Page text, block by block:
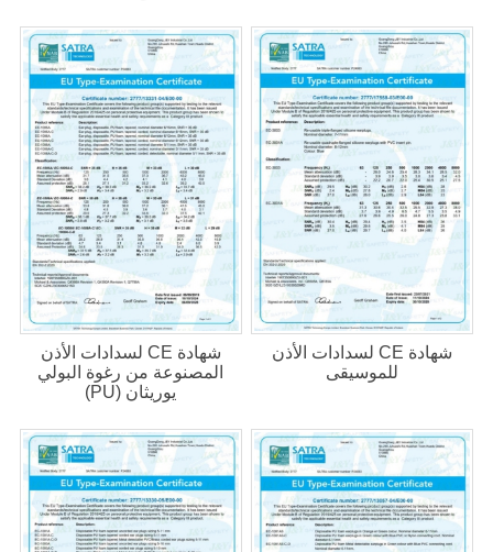
شهادة CE لسدادات الأذن
للموسيقى
شهادة CE لسدادات الأذن
المصنوعة من رغوة البولي
يوريثان (PU)